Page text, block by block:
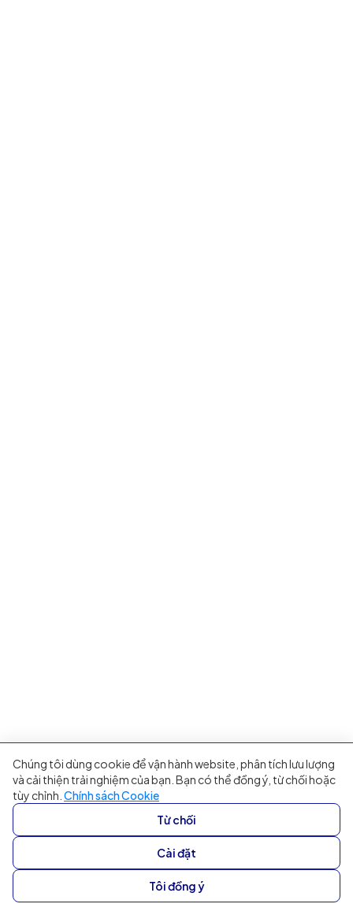
Hành động nhanh, xử lý yêu cầu
Chúng tôi dùng cookie để vận hành website, phân tích lưu lượng
và cải thiện trải nghiệm của bạn. Bạn có thể đồng ý, từ chối hoặc
tùy chỉnh. Chính sách Cookie
Từ chối
Cài đặt
Tôi đồng ý